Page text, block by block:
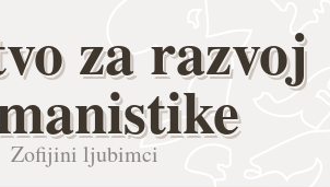
za razvoj
Zofijini ljubimci